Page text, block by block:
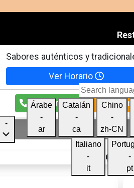
Sabores auténticos y
Ver Horario
Llamar Ahora
-
Árabe
-
ar
Catalán
-
ca
Chino
-
zh-CN
Italiano
-
it
-
pt